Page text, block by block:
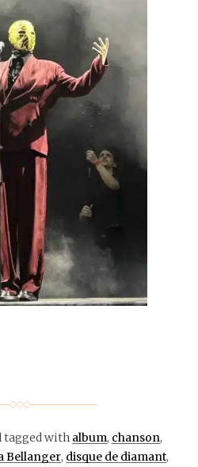
tagged with album, chanson,
Bellanger, disque de diamant,